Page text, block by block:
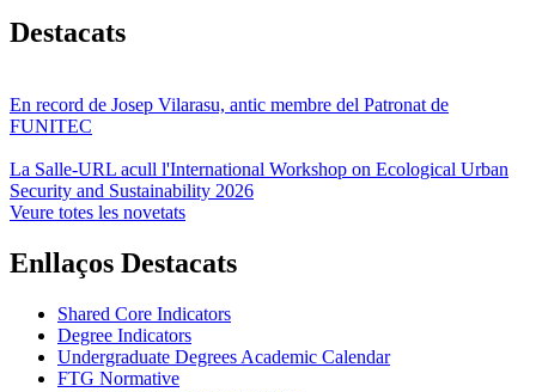
Destacats
En record de Josep Vilarasu, antic membre del Patronat de
FUNITEC
La Salle-URL acull l'International Workshop on Ecological Urban
Security and Sustainability 2026
Veure totes les novetats
Enllaços Destacats
Shared Core Indicators
Degree Indicators
Undergraduate Degrees Academic Calendar
FTG Normative